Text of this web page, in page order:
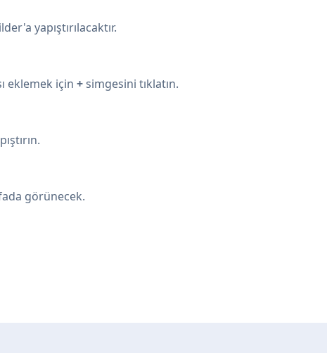
yapıştırılacaktır.
eklemek için +simgesini tıklatın.
görünecek.